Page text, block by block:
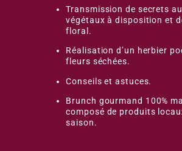
Transmission de secrets
végétaux à disposition et
floral.
Réalisation d’un herbier
fleurs séchées.
Conseils et astuces.
Brunch gourmand 100%
composé de produits
saison.